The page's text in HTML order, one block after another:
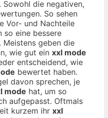
Sowohl die negativen,
So sehen
Vor- und Nachteile
so eine bessere
Meistens geben die
wie gut ein xxl mode
entscheidend, wie
bewertet haben.
davon sprechen, je
mode hat, um so
aufgepasst. Oftmals
kurzem ihr xxl